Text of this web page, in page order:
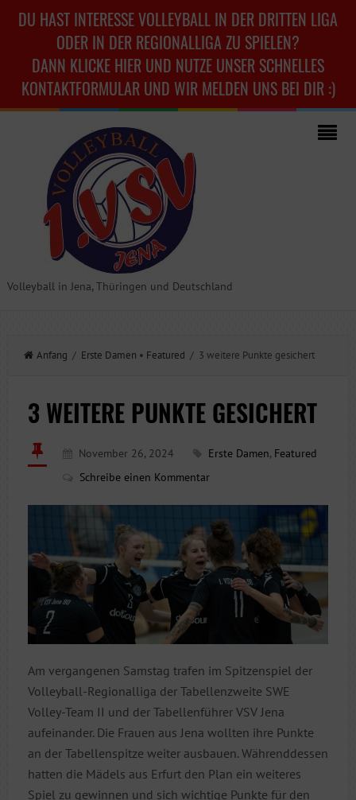
DU HAST INTERESSE VOLLEYBALL IN DER DRITTEN LIGA
ODER IN DER REGIONALLIGA ZU SPIELEN?
DANN KLICKE HIER UND NUTZE UNSER SCHNELLES
KONTAKTFORMULAR UND WIR MELDEN UNS BEI DIR :)
Volleyball in Jena, Thüringen und Deutschland
Anfang / Erste Damen • Featured / 3 weitere Punkte gesichert
3 WEITERE PUNKTE GESICHERT
November 26, 2024 Erste Damen, Featured
Schreibe einen Kommentar
Am vergangenen Samstag trafen im Spitzenspiel der
Volleyball-Regionalliga der Tabellenzweite SWE
Volley-Team II und der Tabellenführer VSV Jena
aufeinander. Die Frauen aus Jena wollten ihre Punkte
an der Tabellenspitze weiter ausbauen. Währenddessen
hatten die Mädels aus Erfurt den Plan ein weiteres
Spiel zu gewinnen und sich wichtige Punkte für den